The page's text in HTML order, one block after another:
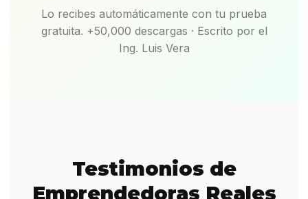
Lo recibes automáticamente con tu prueba
gratuita. +50,000 descargas · Escrito por el
Ing. Luis Vera
Testimonios de
Emprendedoras Reales